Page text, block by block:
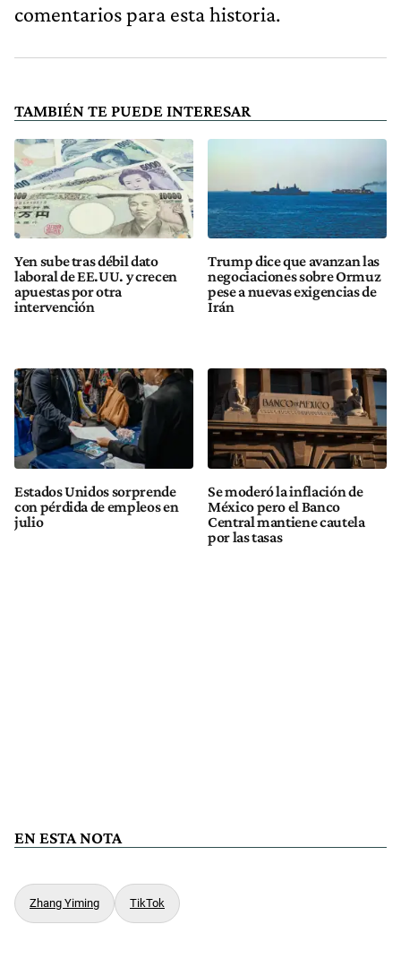
comentarios para esta historia.
TAMBIÉN TE PUEDE INTERESAR
Yen sube tras débil dato
laboral de EE.UU. y crecen
apuestas por otra
intervención
Trump dice que avanzan las
negociaciones sobre Ormuz
pese a nuevas exigencias de
Irán
Estados Unidos sorprende
con pérdida de empleos en
julio
Se moderó la inflación de
México pero el Banco
Central mantiene cautela
por las tasas
EN ESTA NOTA
Zhang Yiming TikTok